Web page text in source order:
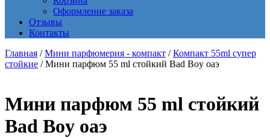
Оформление заказа
Отзывы
Контакты
Главная /Мини парфюмерия - компакт /Компакт 55ml супер
стойкие / Мини парфюм 55 ml стойкий Bad Boy оаэ
Мини парфюм 55 ml стойкий
Bad Boy оаэ